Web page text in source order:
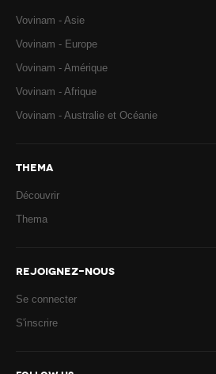
Vovinam - Asie
Vovinam - Europe
Vovinam - Amérique
Vovinam - Afrique
Vovinam - Australie et Océanie
THEMA
Découvrir
Thema
REJOIGNEZ-NOUS
Se connecter
S'inscrire